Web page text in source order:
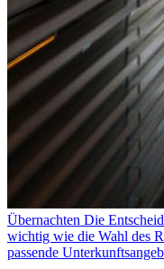
Übernachten Die
wichtig wie die Wahl des
passende